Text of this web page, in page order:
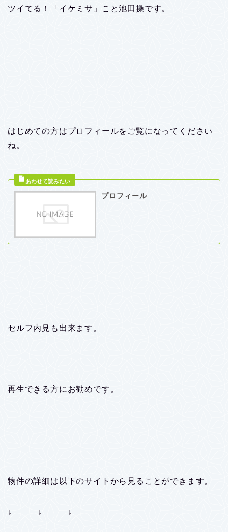
ツイてる！「イケミサ」こと池田操です。
はじめての方はプロフィールをご覧になってください
ね。
プロフィール
セルフ内見も出来ます。
再生できる方にお勧めです。
物件の詳細は以下のサイトから見ることができます。
↓ ↓ ↓